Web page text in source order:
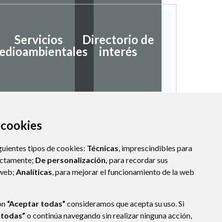
tipos de cookies: Técnicas, imprescindibles para
De personalización, para recordar sus
Analíticas, para mejorar el funcionamiento de la web
“Aceptar todas” consideramos que acepta su uso. Si
o continúa navegando sin realizar ninguna acción,
Servicios
Directorio de
interés